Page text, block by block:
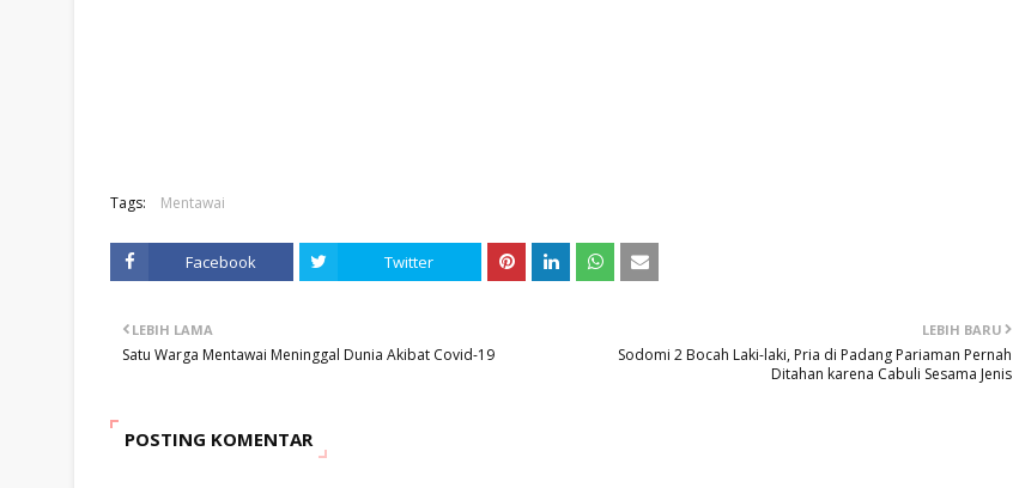
Tags: Mentawai
Facebook Twitter
LEBIH BARU
Sodomi 2 Bocah Laki-laki, Pria di Padang Pariaman Pernah
Ditahan karena Cabuli Sesama Jenis
LEBIH LAMA
Satu Warga Mentawai Meninggal Dunia Akibat Covid-19
POSTING KOMENTAR